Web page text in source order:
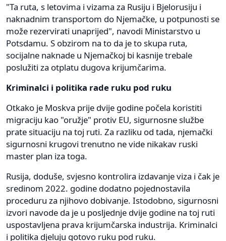
"Ta ruta, s letovima i vizama za Rusiju i Bjelorusiju i
naknadnim transportom do Njemačke, u potpunosti se
može rezervirati unaprijed", navodi Ministarstvo u
Potsdamu. S obzirom na to da je to skupa ruta,
socijalne naknade u Njemačkoj bi kasnije trebale
poslužiti za otplatu dugova krijumčarima.
Kriminalci i politika rade ruku pod ruku
Otkako je Moskva prije dvije godine počela koristiti
migraciju kao "oružje" protiv EU, sigurnosne službe
prate situaciju na toj ruti. Za razliku od tada, njemački
sigurnosni krugovi trenutno ne vide nikakav ruski
master plan iza toga.
Rusija, doduše, svjesno kontrolira izdavanje viza i čak je
sredinom 2022. godine dodatno pojednostavila
proceduru za njihovo dobivanje. Istodobno, sigurnosni
izvori navode da je u posljednje dvije godine na toj ruti
uspostavljena prava krijumčarska industrija. Kriminalci
i politika djeluju gotovo ruku pod ruku.